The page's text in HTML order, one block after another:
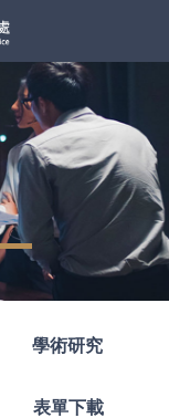
學術研究
表單下載